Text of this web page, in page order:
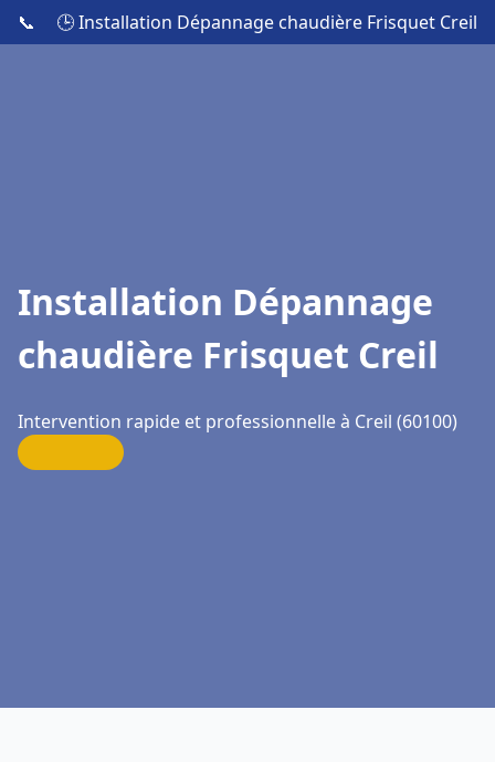
📞 🕒 Installation Dépannage chaudière Frisquet Creil
Installation Dépannage
chaudière Frisquet Creil
Intervention rapide et professionnelle à Creil (60100)